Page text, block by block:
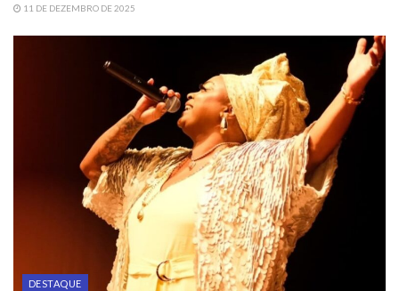
11 DE DEZEMBRO DE 2025
DESTAQUE